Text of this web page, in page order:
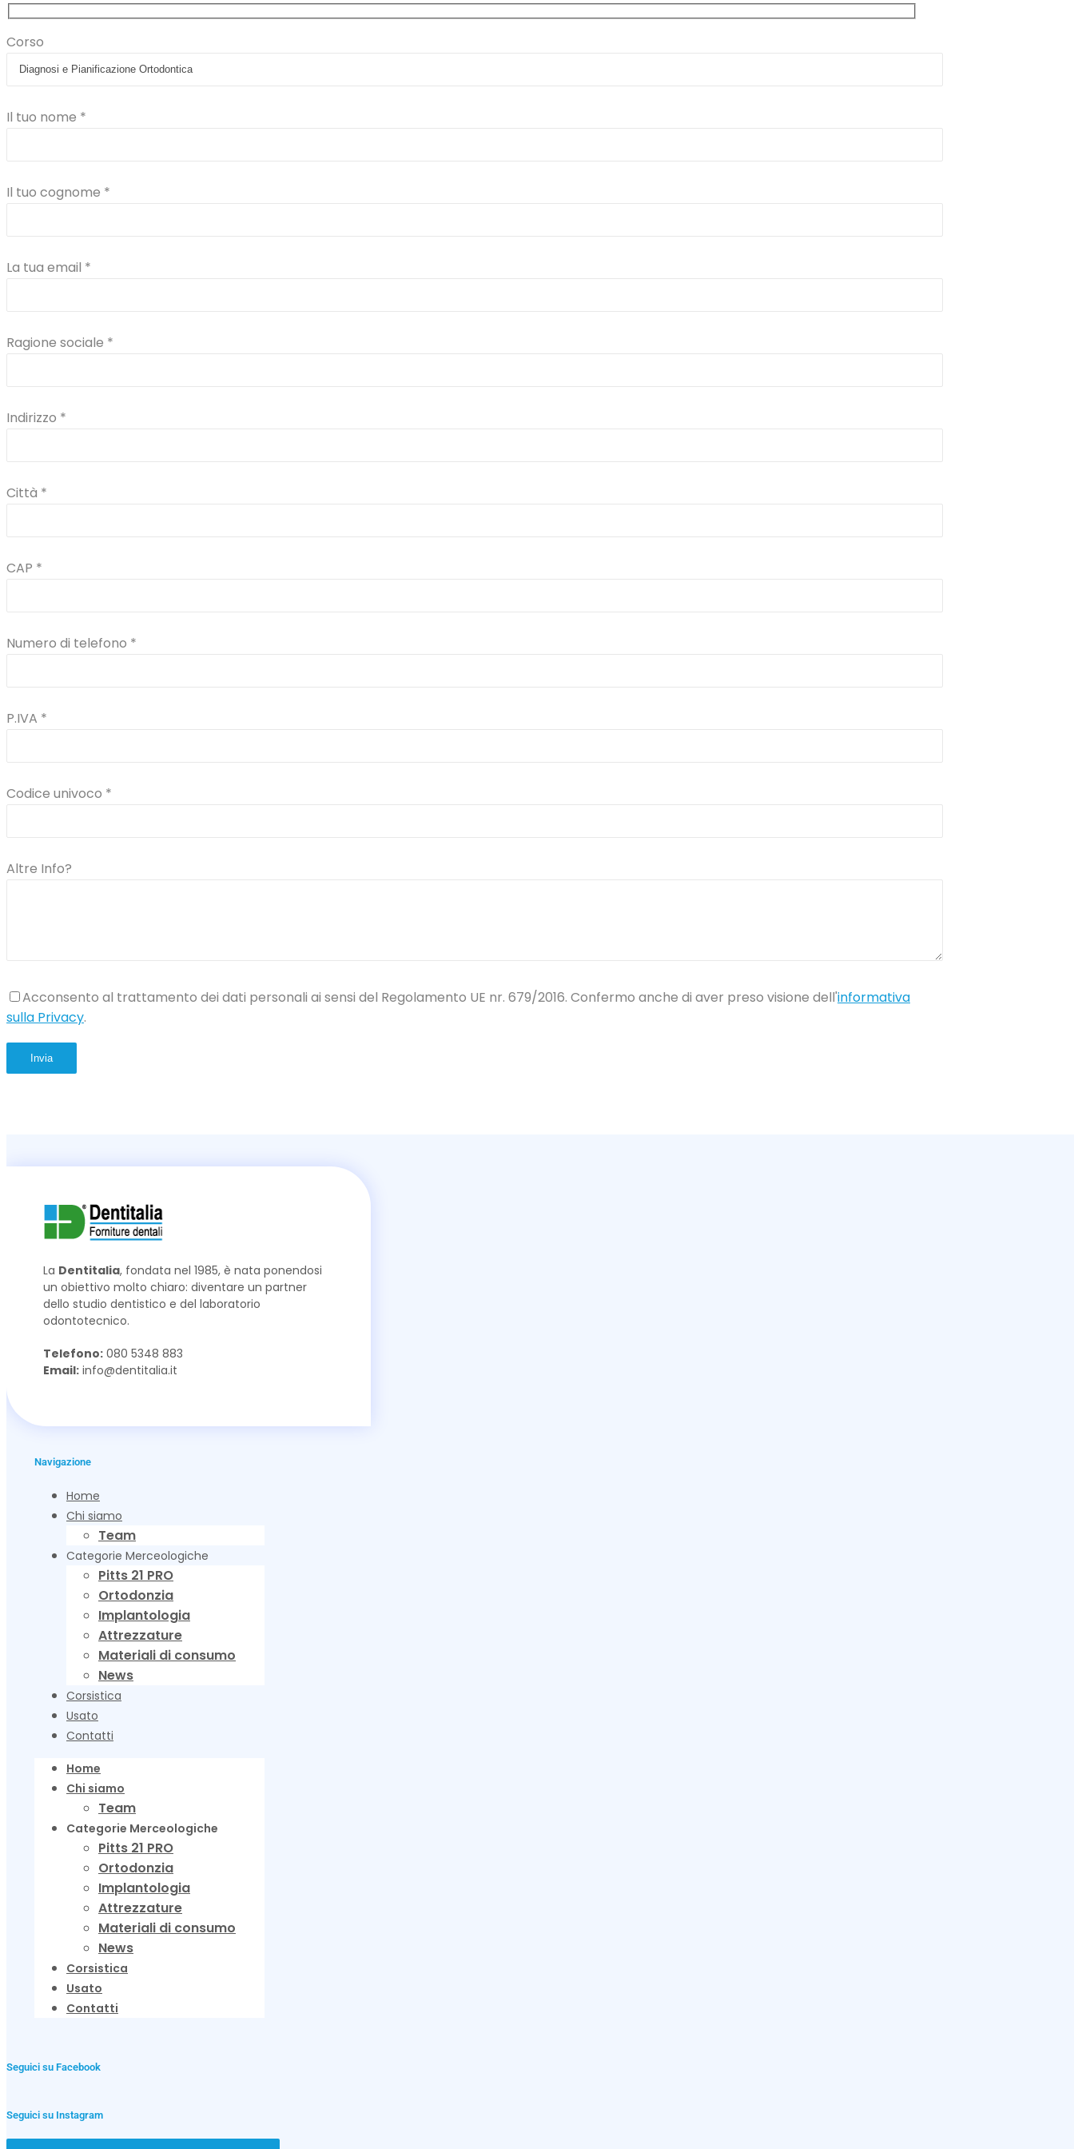
Corso
Il tuo nome *
Il tuo cognome *
La tua email *
Ragione sociale *
Indirizzo *
Città *
CAP *
Numero di telefono *
P.IVA *
Codice univoco *
Altre Info?
Acconsento al trattamento dei dati personali ai sensi del Regolamento UE nr. 679/2016. Confermo anche di aver preso visione dell'informativa
sulla Privacy.
La Dentitalia, fondata nel 1985, è nata ponendosi
un obiettivo molto chiaro: diventare un partner
dello studio dentistico e del laboratorio
odontotecnico.
Telefono:080 5348 883
Email:info@dentitalia.it
Navigazione
Home
Chi siamo
Team
Categorie Merceologiche
Pitts 21 PRO
Ortodonzia
Implantologia
Attrezzature
Materiali di consumo
News
Corsistica
Usato
Contatti
Home
Chi siamo
Team
Categorie Merceologiche
Pitts 21 PRO
Ortodonzia
Implantologia
Attrezzature
Materiali di consumo
News
Corsistica
Usato
Contatti
Seguici su Facebook
Seguici su Instagram